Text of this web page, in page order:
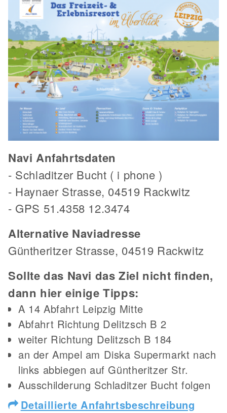
Navi Anfahrtsdaten
- Schladitzer Bucht ( i phone )
- Haynaer Strasse, 04519 Rackwitz
- GPS 51.4358 12.3474
Alternative Naviadresse
Güntheritzer Strasse, 04519 Rackwitz
Sollte das Navi das Ziel nicht finden,
dann hier einige Tipps:
A 14 Abfahrt Leipzig Mitte
Abfahrt Richtung Delitzsch B 2
weiter Richtung Delitzsch B 184
an der Ampel am Diska Supermarkt nach
links abbiegen auf Güntheritzer Str.
Ausschilderung Schladitzer Bucht folgen
Detaillierte Anfahrtsbeschreibung